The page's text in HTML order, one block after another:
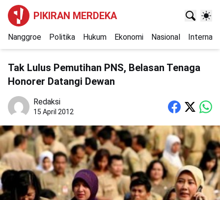
PIKIRAN MERDEKA
Nanggroe Politika Hukum Ekonomi Nasional
Tak Lulus Pemutihan PNS, Belasan Tenaga
Honorer Datangi Dewan
Redaksi
15 April 2012